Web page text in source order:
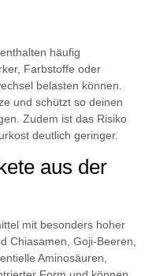
häufig
Farbstoffe oder
belasten können.
und schützt so deinen
Zudem ist das Risiko
deutlich geringer.
aus der
mit besonders hoher
Chiasamen, Goji-Beeren,
Aminosäuren,